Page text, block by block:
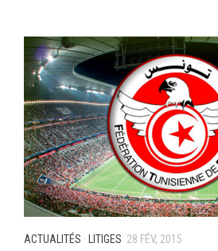
ACTUALITÉS · LITIGES 28 FÉV, 2015